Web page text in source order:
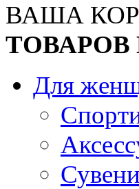
ВАША
ТОВАРОВ
Для